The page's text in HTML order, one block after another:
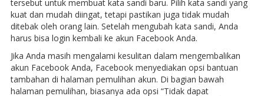
tersebut untuk membuat kata sandi baru. Pilih kata sandi yang
kuat dan mudah diingat, tetapi pastikan juga tidak mudah
ditebak oleh orang lain. Setelah mengubah kata sandi, Anda
harus bisa login kembali ke akun Facebook Anda.
Jika Anda masih mengalami kesulitan dalam mengembalikan
akun Facebook Anda, Facebook menyediakan opsi bantuan
tambahan di halaman pemulihan akun. Di bagian bawah
halaman pemulihan, biasanya ada opsi “Tidak dapat